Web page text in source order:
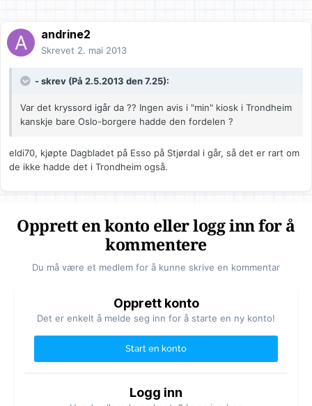
andrine2
Skrevet 2. mai 2013
- skrev (På 2.5.2013 den 7.25):
Var det kryssord igår da ?? Ingen avis i "min" kiosk i Trondheim
kanskje bare Oslo-borgere hadde den fordelen ?
eldi70, kjøpte Dagbladet på Esso på Stjørdal i går, så det er rart om
de ikke hadde det i Trondheim også.
Opprett en konto eller logg inn for å
kommentere
Du må være et medlem for å kunne skrive en kommentar
Opprett konto
Det er enkelt å melde seg inn for å starte en ny konto!
Start en konto
Logg inn